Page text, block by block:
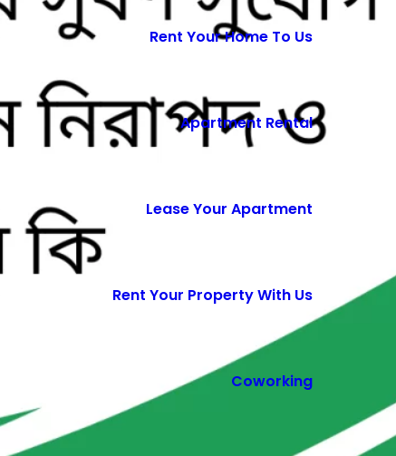
Rent Your Home To Us
Apartment Rental
Lease Your Apartment
Rent Your Property With Us
Coworking